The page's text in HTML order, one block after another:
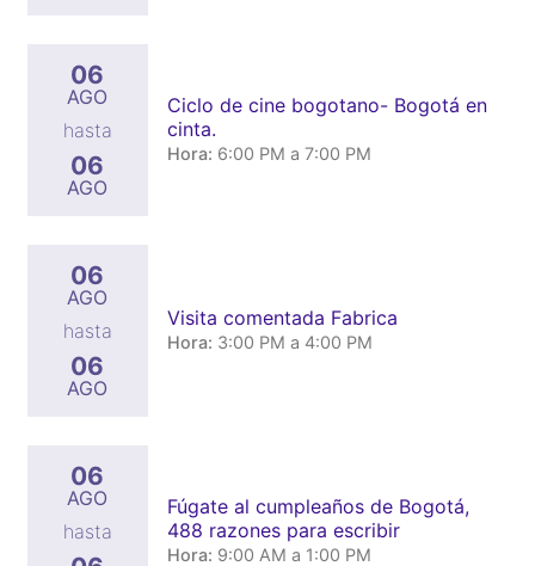
06
AGO
hasta
06
AGO
Ciclo de cine bogotano- Bogotá en
cinta.
Hora: 6:00 PM a 7:00 PM
06
AGO
hasta
06
AGO
Visita comentada Fabrica
Hora: 3:00 PM a 4:00 PM
06
AGO
hasta
Fúgate al cumpleaños de Bogotá,
488 razones para escribir
Hora: 9:00 AM a 1:00 PM